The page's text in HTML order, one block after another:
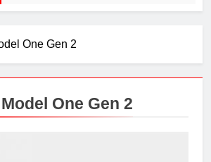
One Gen 2
One Gen 2